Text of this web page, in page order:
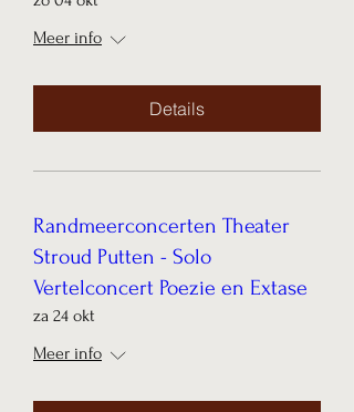
Meer info
Details
Randmeerconcerten Theater
Stroud Putten - Solo
Vertelconcert Poezie en Extase
za 24 okt
Meer info